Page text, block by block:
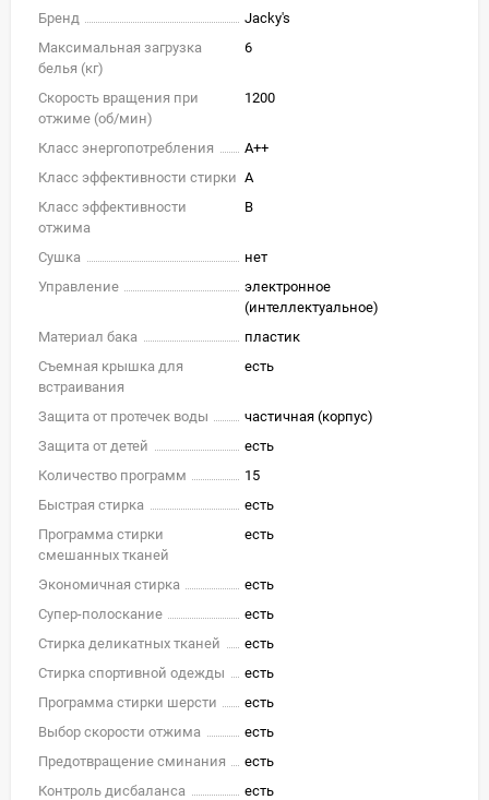
Бренд
Jacky's
Максимальная загрузка
белья (кг)
6
Скорость вращения при
отжиме (об/мин)
1200
Класс энергопотребления
A++
Класс эффективности стирки A
Класс эффективности
отжима
B
Сушка
нет
Управление
электронное
(интеллектуальное)
Материал бака
пластик
Съемная крышка для
встраивания
есть
Защита от протечек воды
частичная (корпус)
Защита от детей
есть
Количество программ
15
Быстрая стирка
есть
Программа стирки
смешанных тканей
есть
Экономичная стирка
есть
Супер-полоскание
есть
Стирка деликатных тканей
есть
Стирка спортивной одежды
есть
Программа стирки шерсти
есть
Выбор скорости отжима
есть
Предотвращение сминания
есть
Контроль дисбаланса
есть